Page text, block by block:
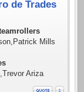
de Trades
Mills
Ariza